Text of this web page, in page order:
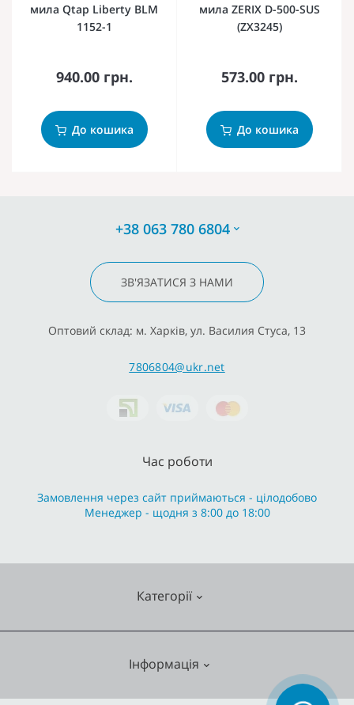
мила Qtap Liberty BLM
1152-1
940.00 грн.
До кошика
мила ZERIX D-500-SUS
(ZX3245)
573.00 грн.
До кошика
+38 063 780 6804
ЗВ'ЯЗАТИСЯ З НАМИ
Оптовий склад: м. Харків, ул. Василия Стуса, 13
7806804@ukr.net
Категорії
Інформація
Час роботи
Замовлення через сайт приймаються - цілодобово
Менеджер - щодня з 8:00 до 18:00